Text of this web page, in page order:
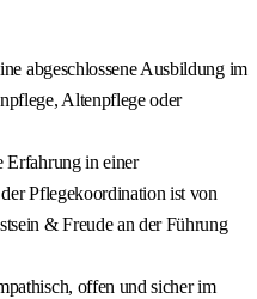
abgeschlossene Ausbildung im
Altenpflege oder
Erfahrung in einer
Pflegekoordination ist von
& Freude an der Führung
offen und sicher im